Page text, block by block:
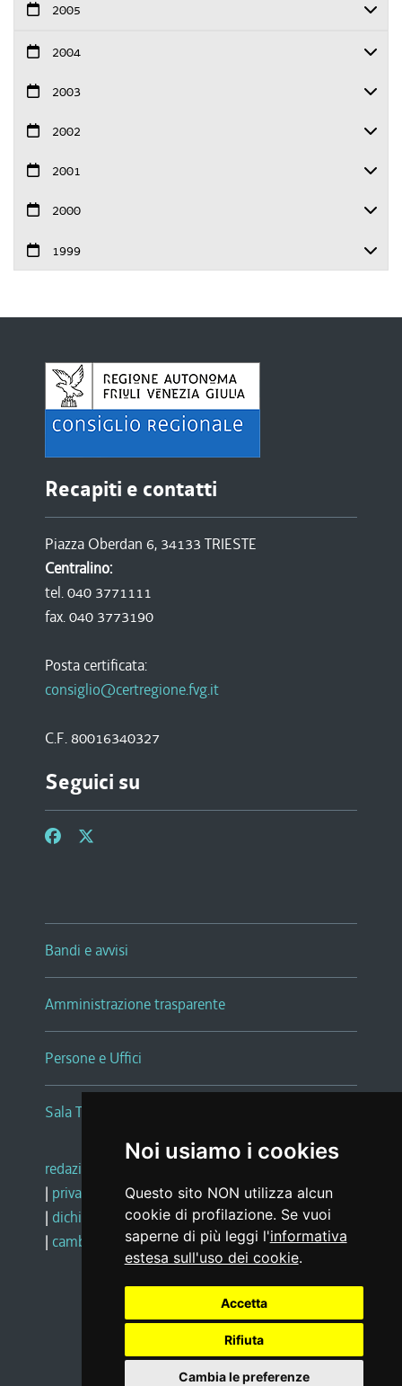
Noi usiamo i cookies
Questo sito NON utilizza alcun
cookie di profilazione. Se vuoi
saperne di più leggi l'informativa
estesa sull'uso dei cookie.
Accetta
Rifiuta
Cambia le preferenze
2005
2004
2003
2002
2001
2000
1999
Recapiti e contatti
Piazza Oberdan 6, 34133 TRIESTE
Centralino:
tel. 040 3771111
fax. 040 3773190
Posta certificata:
consiglio@certregione.fvg.it
C.F. 80016340327
Seguici su
Bandi e avvisi
Amministrazione trasparente
Persone e Uffici
Sala Tiziano Tessitori
redazione web
| privacy
social media policy
| dichiarazione di accessibilità |feedback
| cambio preferenze cookie
Realizzato da